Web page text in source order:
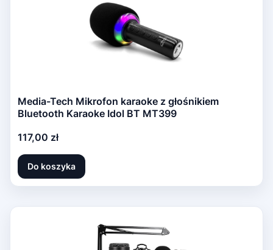
Media-Tech Mikrofon karaoke z głośnikiem
Bluetooth Karaoke Idol BT MT399
Cena
117,00 zł
Do koszyka